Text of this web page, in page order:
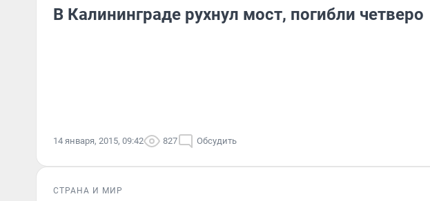
В Калининграде рухнул мост, погибли четверо
14 января, 2015, 09:42 827 Обсудить
СТРАНА И МИР